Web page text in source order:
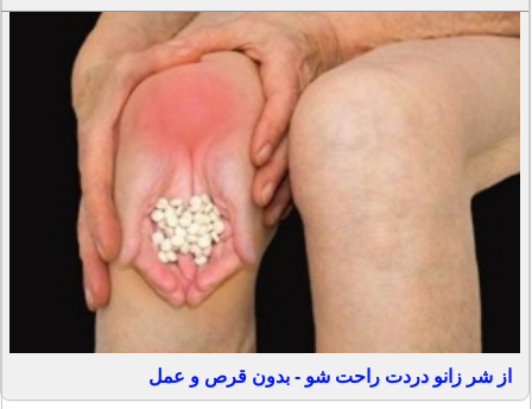
از شر زانو دردت راحت شو - بدون قرص و عمل